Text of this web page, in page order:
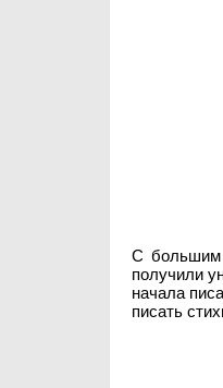
С большим
получили
начала
писать